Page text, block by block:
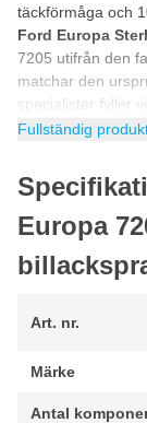
täckförmåga och
Ford Europa
7205 utifrån den
matchar den
specialister fyller
Europa i
högkvalitativt
färgspruta . På så
7205 Sterling
delar av din bil i
Hur
Du kan använda
kan du vara
Fullständig
Europa
Art. nr.
Märke
Antal